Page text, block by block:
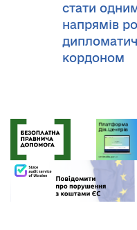
стати
напрямів
кордоном